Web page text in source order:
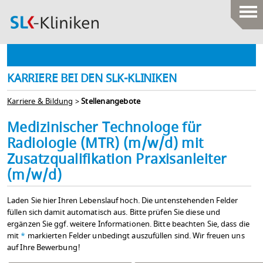
KARRIERE BEI DEN SLK-KLINIKEN
Karriere & Bildung >Stellenangebote
Medizinischer Technologe für
Radiologie (MTR) (m/w/d) mit
Zusatzqualifikation Praxisanleiter
(m/w/d)
Laden Sie hier Ihren Lebenslauf hoch. Die untenstehenden Felder
füllen sich damit automatisch aus. Bitte prüfen Sie diese und
ergänzen Sie ggf. weitere Informationen. Bitte beachten Sie, dass die
mit * markierten Felder unbedingt auszufüllen sind. Wir freuen uns
auf Ihre Bewerbung!